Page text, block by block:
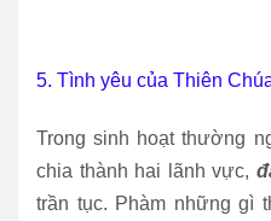
5. Tình yêu của Thiên
Trong sinh hoạt thường
chia thành hai lãnh vực,
trần tục. Phàm những gì